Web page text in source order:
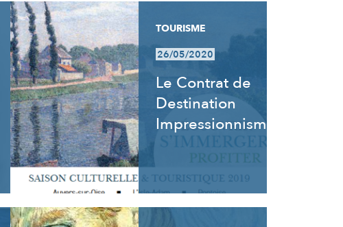
TOURISME
26/05/2020
Le Contrat de
Destination
Impressionnisme